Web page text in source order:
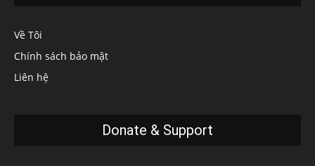
Về Tôi
Chính sách bảo mật
Liên hệ
Donate & Support